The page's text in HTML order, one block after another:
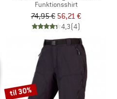
Funktionsshirt
74,95 € 56,21 €
4,3(4)
til 30%